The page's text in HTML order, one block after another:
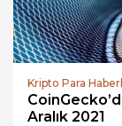
Kripto Para
Aralık 2021